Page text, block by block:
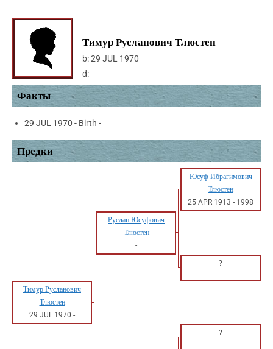
Тимур Русланович Тлюстен
b:29 JUL 1970
d:
Факты
29 JUL 1970 - Birth -
Предки
Юсуф Ибрагимович
Тлюстен
25 APR 1913 - 1998
Руслан Юсуфович
Тлюстен
-
?
Тимур Русланович
Тлюстен
29 JUL 1970 -
?